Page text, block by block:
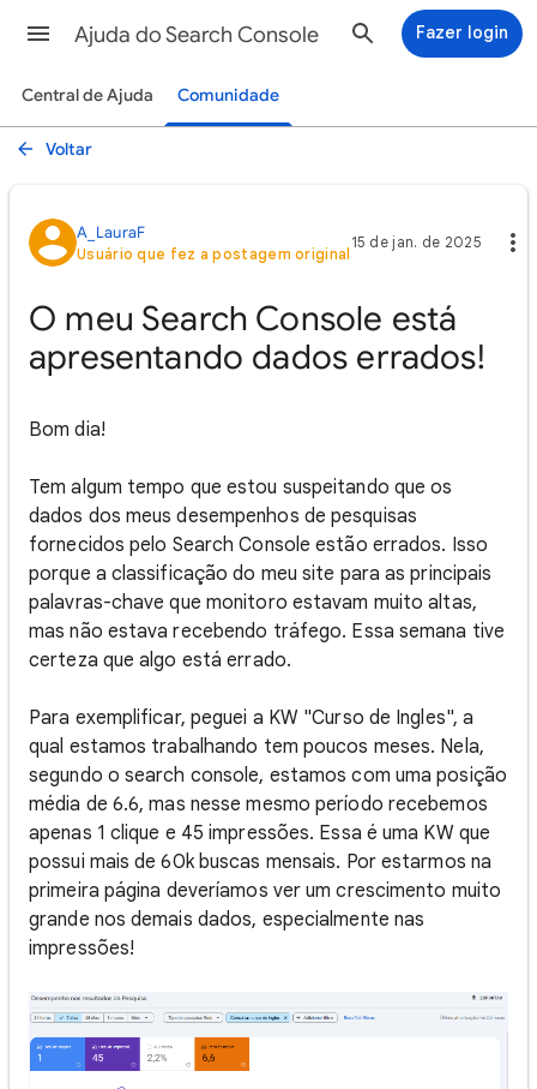
Ajuda do Search Console Fazer login
Central de Ajuda Comunidade
Voltar
A_LauraF
Usuário que fez a postagem original
15 de jan. de 2025
O meu Search Console está
apresentando dados errados!
Bom dia!
Tem algum tempo que estou suspeitando que os
dados dos meus desempenhos de pesquisas
fornecidos pelo Search Console estão errados. Isso
porque a classificação do meu site para as principais
palavras-chave que monitoro estavam muito altas,
mas não estava recebendo tráfego. Essa semana tive
certeza que algo está errado.
Para exemplificar, peguei a KW "Curso de Ingles", a
qual estamos trabalhando tem poucos meses. Nela,
segundo o search console, estamos com uma posição
média de 6.6, mas nesse mesmo período recebemos
apenas 1 clique e 45 impressões. Essa é uma KW que
possui mais de 60k buscas mensais. Por estarmos na
primeira página deveríamos ver um crescimento muito
grande nos demais dados, especialmente nas
impressões!